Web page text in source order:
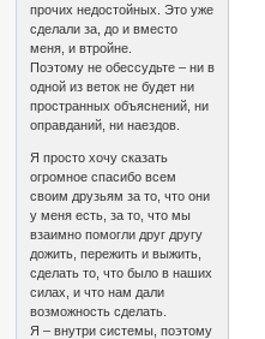
прочих недостойных. Это уже
сделали за, до и вместо
меня, и втройне.
Поэтому не обессудьте – ни в
одной из веток не будет ни
пространных объяснений, ни
оправданий, ни наездов.
Я просто хочу сказать
огромное спасибо всем
своим друзьям за то, что они
у меня есть, за то, что мы
взаимно помогли друг другу
дожить, пережить и выжить,
сделать то, что было в наших
силах, и что нам дали
возможность сделать.
Я – внутри системы, поэтому